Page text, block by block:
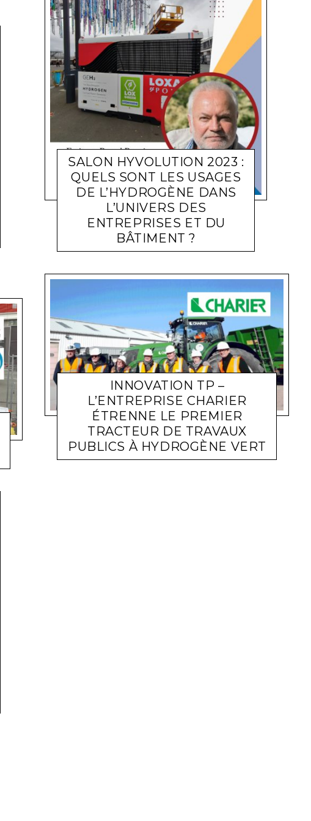
SALON HYVOLUTION 2023 :
QUELS SONT LES USAGES
DE L’HYDROGÈNE DANS
L’UNIVERS DES
ENTREPRISES ET DU
BÂTIMENT ?
ACTUALITÉ ENTREPRISES
2023
INNOVATION TP –
L’ENTREPRISE CHARIER
ÉTRENNE LE PREMIER
TRACTEUR DE TRAVAUX
PUBLICS À HYDROGÈNE VERT
ACTUALITÉ ENTREPRISES LARA GASQUET 15 FÉVRIER 2023